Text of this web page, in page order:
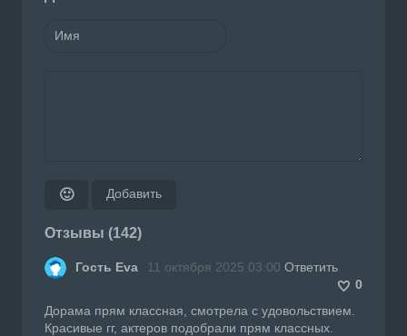
🙂 Добавить
Отзывы (142)
Гость Eva 11 октября 2025 03:00 Ответить
0
Дорама прям классная, смотрела с удовольствием.
Красивые гг, актеров подобрали прям классных.